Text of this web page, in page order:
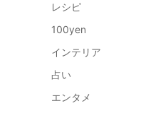
レシピ
100yen
インテリア
占い
エンタメ